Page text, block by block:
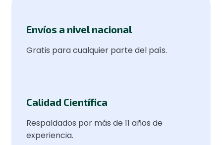
Envíos a nivel nacional
Gratis para cualquier parte del país.
Calidad Científica
Respaldados por más de 11 años de
experiencia.